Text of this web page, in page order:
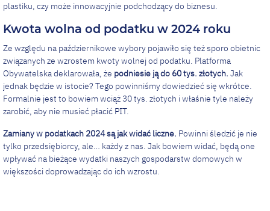
plastiku, czy może innowacyjnie podchodzący do biznesu.
Kwota wolna od podatku w 2024 roku
Ze względu na październikowe wybory pojawiło się też sporo obietnic
związanych ze wzrostem kwoty wolnej od podatku. Platforma
Obywatelska deklarowała, że podniesie ją do 60 tys. złotych. Jak
jednak będzie w istocie? Tego powinniśmy dowiedzieć się wkrótce.
Formalnie jest to bowiem wciąż 30 tys. złotych i właśnie tyle należy
zarobić, aby nie musieć płacić PIT.
Zamiany w podatkach 2024 są jak widać liczne. Powinni śledzić je nie
tylko przedsiębiorcy, ale… każdy z nas. Jak bowiem widać, będą one
wpływać na bieżące wydatki naszych gospodarstw domowych w
większości doprowadzając do ich wzrostu.